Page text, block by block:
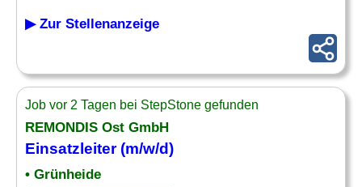
▶ Zur Stellenanzeige
Job vor 2 Tagen bei StepStone gefunden
REMONDIS Ost GmbH
Einsatzleiter(m/w/d)
• Grünheide